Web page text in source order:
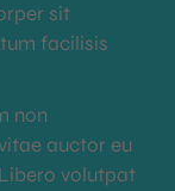
sit
facilisis
non
auctor eu
volutpat